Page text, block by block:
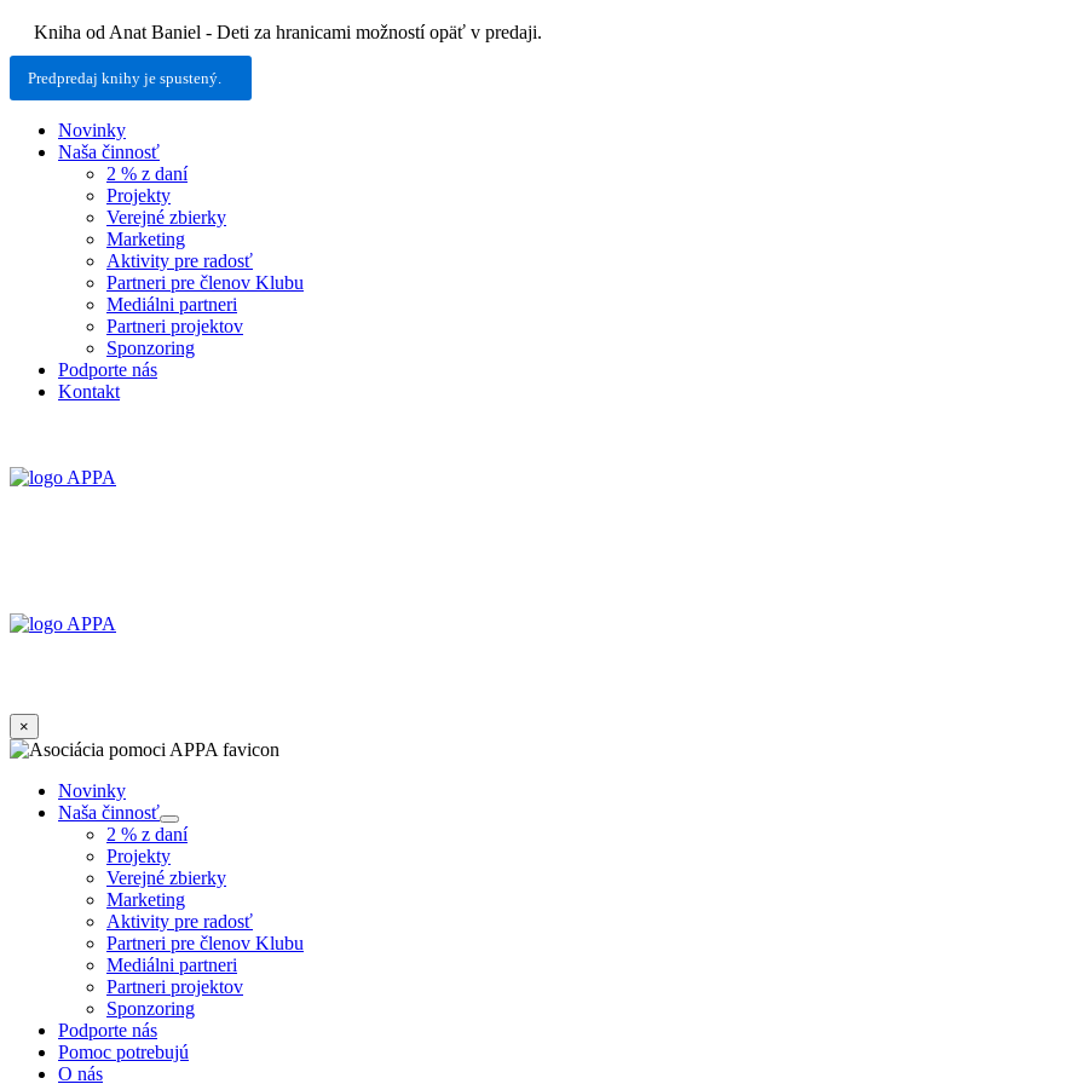
content
Kniha od Anat Baniel - Deti za hranicami možností opäť v predaji.
Predpredaj knihy je spustený.
Novinky
Naša činnosť
2 % z daní
Projekty
Verejné zbierky
Marketing
Aktivity pre radosť
Partneri pre členov Klubu
Mediálni partneri
Partneri projektov
Sponzoring
Podporte nás
Kontakt
×
Novinky
Naša činnosť
Submenu
2 % z daní
Projekty
Verejné zbierky
Marketing
Aktivity pre radosť
Partneri pre členov Klubu
Mediálni partneri
Partneri projektov
Sponzoring
Podporte nás
Pomoc potrebujú
O nás